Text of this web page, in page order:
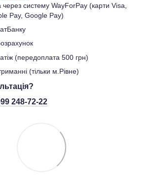
систему WayForPay (карти Visa,
Pay, Google Pay)
(передоплата 500 грн)
(тільки м.Рівне)
248-72-22